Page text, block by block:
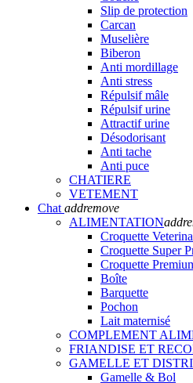
Slip de protection
Carcan
Muselière
Biberon
Anti mordillage
Anti stress
Répulsif mâle
Répulsif urine
Attractif urine
Désodorisant
Anti tache
Anti puce
CHATIERE
VETEMENT
Chat addremove
ALIMENTATIONadd
Croquette
Croquette Super
Croquette
Boîte
Barquette
Pochon
Lait maternisé
COMPLEMENT
FRIANDISE ET
GAMELLE ET
Gamelle & Bol